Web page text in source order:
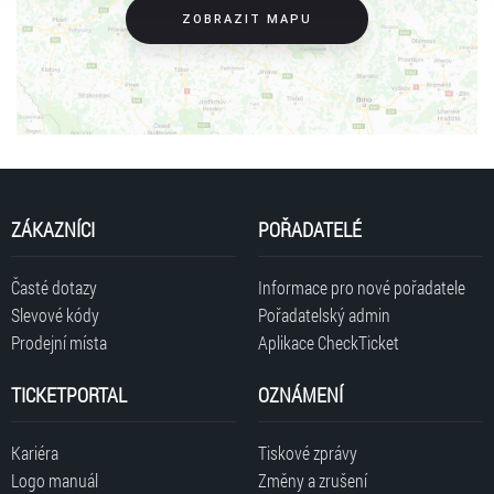
Na tento koncert nelze rezervovat vstupenky, je možný pouze přímý
nákup online, nebo na prodejních místech.
Za platnost a pravost vstupenek zakoupených mimo síť Ticketportal
neručíme.
Tisková zpráva
INFO ZTP/P
ZOBRAZIT MAPU
ZÁKAZNÍCI
Časté dotazy
Slevové kódy
Prodejní místa
POŘADATELÉ
Informace pro nové pořadatele
Pořadatelský admin
Aplikace CheckTicket
TICKETPORTAL
Kariéra
Logo manuál
OZNÁMENÍ
Tiskové zprávy
Změny a zrušení